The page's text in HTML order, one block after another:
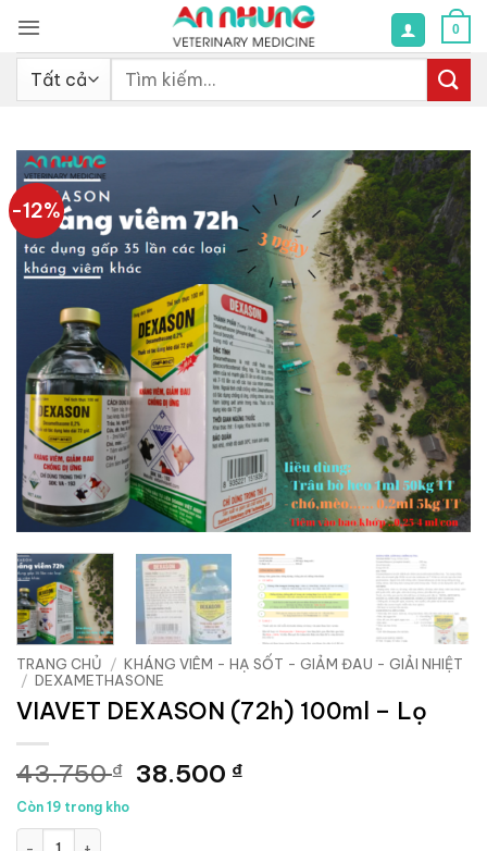
qua
nội
dung
0
Tìm
-12%
TRANG CHỦ / KHÁNG VIÊM - HẠ SỐT - GIẢM ĐAU - GIẢI NHIỆT
/ DEXAMETHASONE
VIAVET DEXASON (72h) 100ml – Lọ
43.750₫ Giá
38.500 ₫Giá
Còn 19 trong kho
VIAVET DEXASON (72h) 100ml - Lọ số lượng